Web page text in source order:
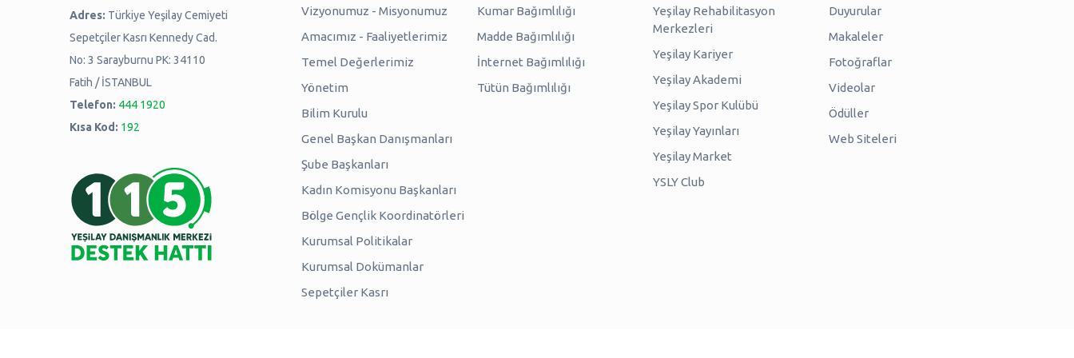
Adres: Türkiye Yeşilay Cemiyeti
Sepetçiler Kasrı Kennedy Cad.
No: 3 Sarayburnu PK: 34110
Fatih / İSTANBUL
Telefon: 444 1920
Kısa Kod: 192
Vizyonumuz - Misyonumuz
Amacımız - Faaliyetlerimiz
Temel Değerlerimiz
Yönetim
Bilim Kurulu
Genel Başkan Danışmanları
Şube Başkanları
Kadın Komisyonu Başkanları
Bölge Gençlik Koordinatörleri
Kurumsal Politikalar
Kurumsal Dokümanlar
Sepetçiler Kasrı
Kumar Bağımlılığı
Madde Bağımlılığı
İnternet Bağımlılığı
Tütün Bağımlılığı
Yeşilay Rehabilitasyon
Merkezleri
Yeşilay Kariyer
Yeşilay Akademi
Yeşilay Spor Kulübü
Yeşilay Yayınları
Yeşilay Market
YSLY Club
Duyurular
Makaleler
Fotoğraflar
Videolar
Ödüller
Web Siteleri